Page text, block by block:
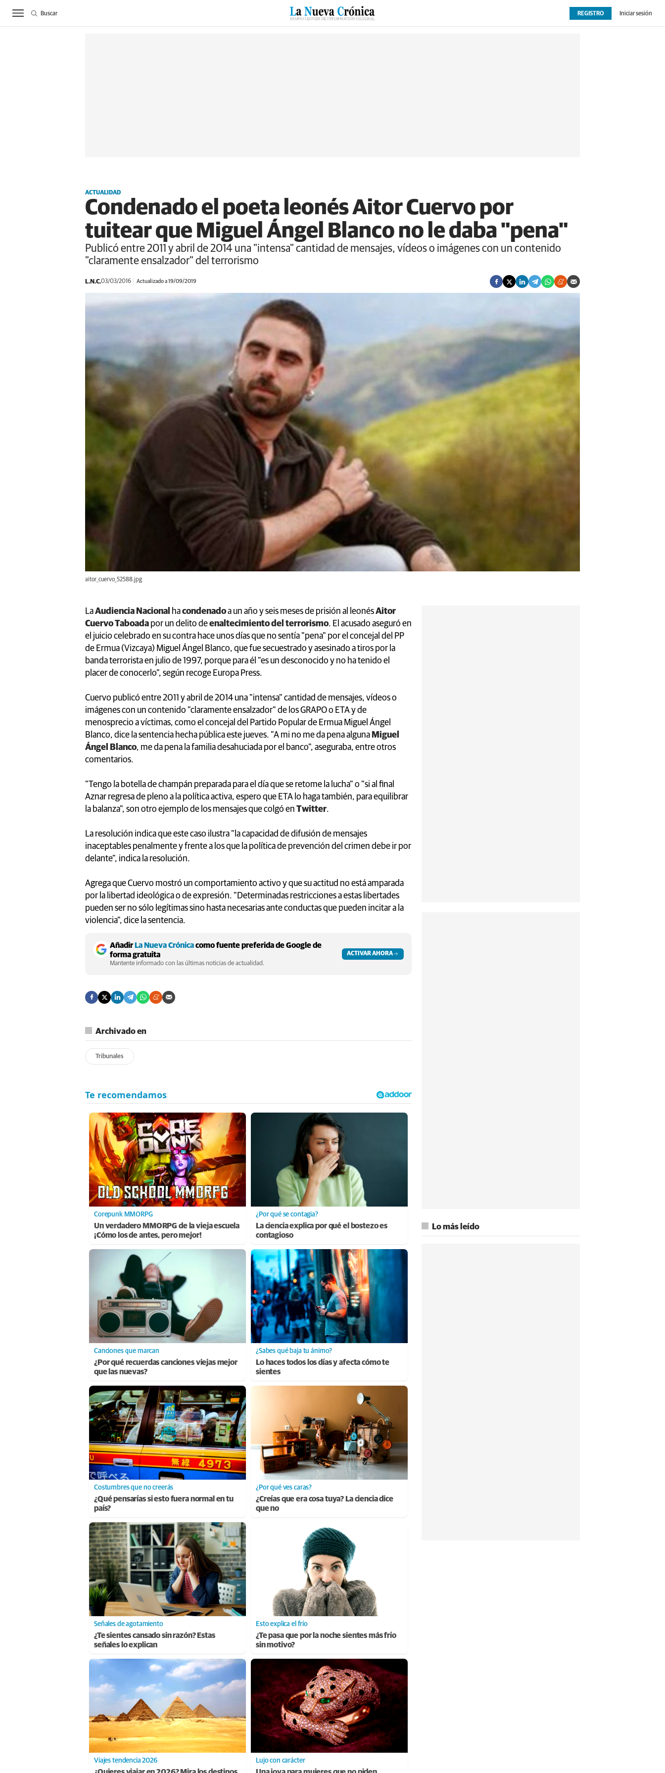
ACTUALIDAD BIERZO SUCESOS CULTURAS ESPECIALES DEPORTES OPINIÓN EXTRAS
REGISTRO Iniciar sesión
Buscar
ACTUALIDAD
Condenado el poeta leonés Aitor Cuervo por
tuitear que Miguel Ángel Blanco no le daba "pena"
Publicó entre 2011 y abril de 2014 una "intensa" cantidad de mensajes, vídeos o imágenes con un contenido
"claramente ensalzador" del terrorismo
L.N.C.03/03/2016 Actualizado a 19/09/2019
aitor_cuervo_52588.jpg
LaAudiencia Nacional hacondenadoa un año y seis meses de prisión al leonésAitor
Cuervo Taboada por un delito deenaltecimiento del terrorismo. El acusado aseguró en
el juicio celebrado en su contra hace unos días que no sentía "pena" por el concejal del PP
de Ermua (Vizcaya) Miguel Ángel Blanco, que fue secuestrado y asesinado a tiros por la
banda terrorista en julio de 1997, porque para él "es un desconocido y no ha tenido el
placer de conocerlo", según recoge Europa Press.
Cuervo publicó entre 2011 y abril de 2014 una "intensa" cantidad de mensajes, vídeos o
imágenes con un contenido "claramente ensalzador" de los GRAPO o ETA y de
menosprecio a víctimas, como el concejal del Partido Popular de Ermua Miguel Ángel
Blanco, dice la sentencia hecha pública este jueves. "A mi no me da pena alguna Miguel
Ángel Blanco, me da pena la familia desahuciada por el banco", aseguraba, entre otros
comentarios.
"Tengo la botella de champán preparada para el día que se retome la lucha" o "si al final
Aznar regresa de pleno a la política activa, espero que ETA lo haga también, para equilibrar
la balanza", son otro ejemplo de los mensajes que colgó en Twitter.
La resolución indica que este caso ilustra "la capacidad de difusión de mensajes
inaceptables penalmente y frente a los que la política de prevención del crimen debe ir por
delante", indica la resolución.
Agrega que Cuervo mostró un comportamiento activo y que su actitud no está amparada
por la libertad ideológica o de expresión. "Determinadas restricciones a estas libertades
pueden ser no sólo legítimas sino hasta necesarias ante conductas que pueden incitar a la
violencia", dice la sentencia.
AñadirLa Nueva Crónicacomo fuente preferida de Google de
forma gratuita
Mantente informado con las últimas noticias de actualidad.
ACTIVAR AHORA
Archivado en
Tribunales
Corepunk MMORPG
Un verdadero MMORPG de la vieja escuela
¡Cómo los de antes, pero mejor!
¿Por qué se contagia?
La ciencia explica por qué el bostezo es
contagioso
Canciones que marcan
¿Por qué recuerdas canciones viejas mejor
que las nuevas?
¿Sabes qué baja tu ánimo?
Lo haces todos los días y afecta cómo te
sientes
Costumbres que no creerás
¿Qué pensarías si esto fuera normal en tu
país?
¿Por qué ves caras?
¿Creías que era cosa tuya? La ciencia dice
que no
Señales de agotamiento
¿Te sientes cansado sin razón? Estas
señales lo explican
Esto explica el frío
¿Te pasa que por la noche sientes más frío
sin motivo?
Viajes tendencia 2026 Lujo con carácter
Lo más leído